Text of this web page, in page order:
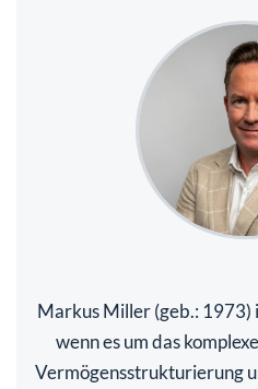
Markus Miller (geb.:
wenn es um das
Vermögensstrukturierung